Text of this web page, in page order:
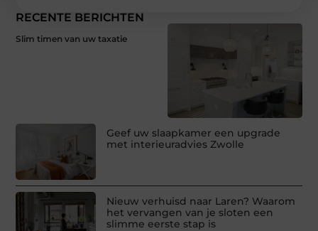
RECENTE BERICHTEN
Slim timen van uw taxatie
Geef uw slaapkamer een upgrade
met interieuradvies Zwolle
Nieuw verhuisd naar Laren? Waarom
het vervangen van je sloten een
slimme eerste stap is